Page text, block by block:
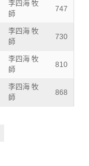
李四海 牧
師
747
李四海 牧
師
730
李四海 牧
師
810
李四海 牧
師
868